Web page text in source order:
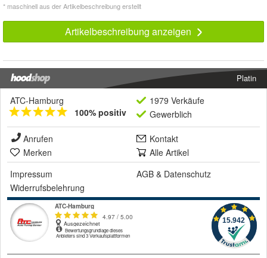
* maschinell aus der Artikelbeschreibung erstellt
Artikelbeschreibung anzeigen
Platin
ATC-Hamburg
100% positiv
1979 Verkäufe
Gewerblich
Anrufen
Kontakt
Merken
Alle Artikel
Impressum
AGB & Datenschutz
Widerrufsbelehrung